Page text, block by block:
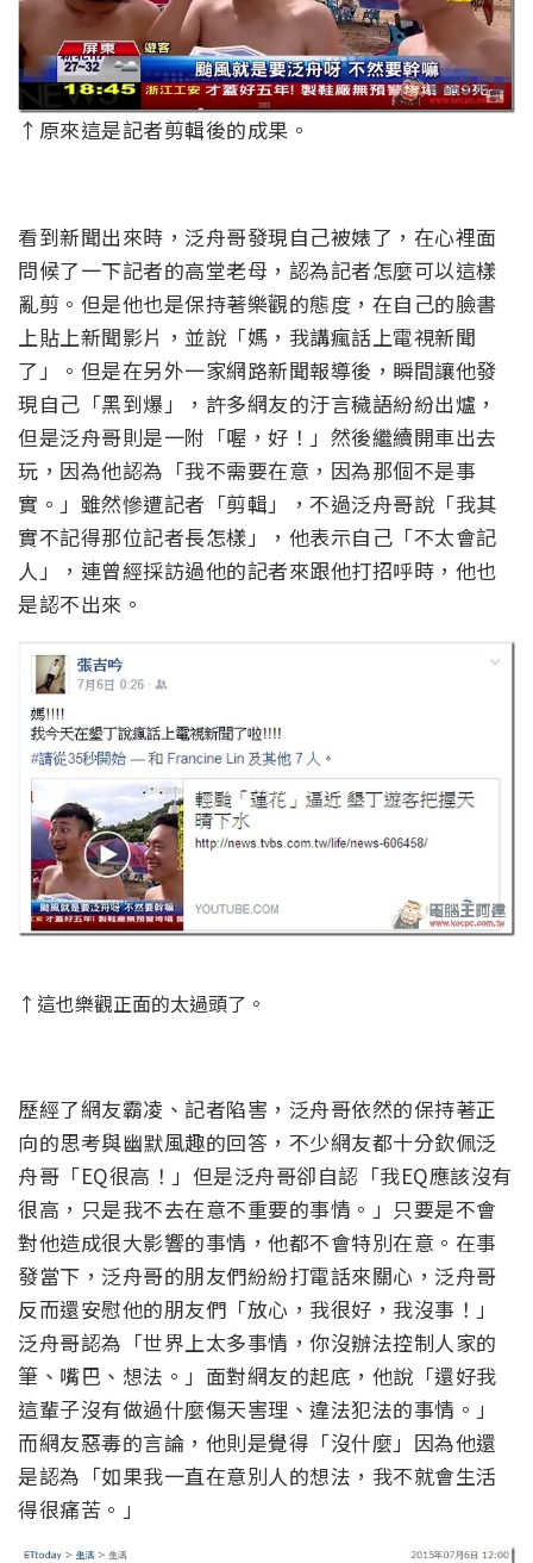
↑原來這是記者剪輯後的成果。
看到新聞出來時，泛舟哥發現自己被婊了，在心裡面
問候了一下記者的高堂老母，認為記者怎麼可以這樣
亂剪。但是他也是保持著樂觀的態度，在自己的臉書
上貼上新聞影片，並說「媽，我講瘋話上電視新聞
了」。但是在另外一家網路新聞報導後，瞬間讓他發
現自己「黑到爆」，許多網友的汙言穢語紛紛出爐，
但是泛舟哥則是一附「喔，好！」然後繼續開車出去
玩，因為他認為「我不需要在意，因為那個不是事
實。」雖然慘遭記者「剪輯」，不過泛舟哥說「我其
實不記得那位記者長怎樣」，他表示自己「不太會記
人」，連曾經採訪過他的記者來跟他打招呼時，他也
是認不出來。
↑這也樂觀正面的太過頭了。
歷經了網友霸凌、記者陷害，泛舟哥依然的保持著正
向的思考與幽默風趣的回答，不少網友都十分欽佩泛
舟哥「EQ很高！」但是泛舟哥卻自認「我EQ應該沒有
很高，只是我不去在意不重要的事情。」只要是不會
對他造成很大影響的事情，他都不會特別在意。在事
發當下，泛舟哥的朋友們紛紛打電話來關心，泛舟哥
反而還安慰他的朋友們「放心，我很好，我沒事！」
泛舟哥認為「世界上太多事情，你沒辦法控制人家的
筆、嘴巴、想法。」面對網友的起底，他說「還好我
這輩子沒有做過什麼傷天害理、違法犯法的事情。」
而網友惡毒的言論，他則是覺得「沒什麼」因為他還
是認為「如果我一直在意別人的想法，我不就會生活
得很痛苦。」